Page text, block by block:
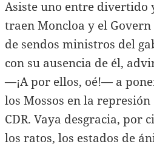
Asiste uno entre divertido
traen Moncloa y el
de sendos ministros del
con su ausencia de él,
—¡A por ellos, oé!— a
los Mossos en la
CDR. Vaya desgracia, por
los ratos, los estados de